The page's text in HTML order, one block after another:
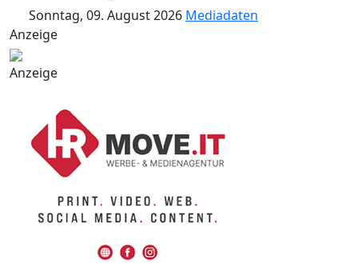
Sonntag, 09. August 2026 Mediadaten
Anzeige
Anzeige